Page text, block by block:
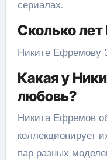
сериалах.
Сколько
Никите Ефремову
Какая у
любовь?
Никита Ефремов
коллекционирует
пар разных